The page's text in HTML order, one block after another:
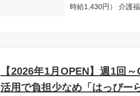
時給1,430円） 介護
【2026年1月OPEN】週1回
活用で負担少なめ「はっぴー